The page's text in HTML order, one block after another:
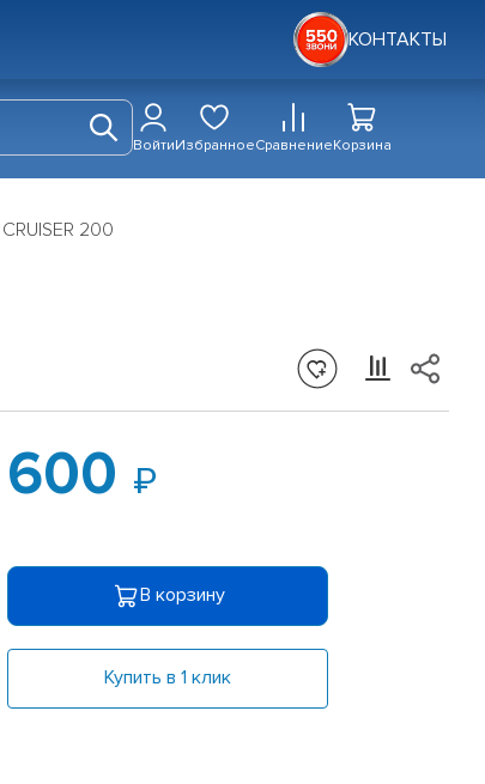
КОНТАКТЫ
ВойтиИзбранноеСравнениеКорзина
200
600
В корзину
Купить в 1 клик